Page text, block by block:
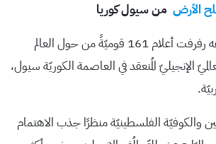
الأرض من سيول كوريا
في مشهدٍ فريدٍ من نوعه رفرفت أعلام 161 قوميّةً من حول العالم
الإنجيليّ المُنعقد في العاصمة الكوريّة سيول،
الفلسطينيّة منظرًا جذب الاهتمام